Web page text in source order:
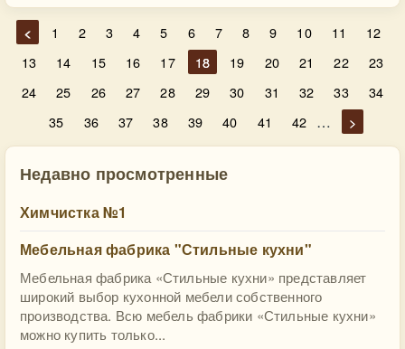
< 1 2 3 4 5 6 7 8 9 10 11
12
13
14 15 16 17 18 19 20 21 22
23
24
25 26 27 28 29 30 31 32 33
34
35
36 37 38 39 40 41 42 … >
Недавно просмотренные
Химчистка №1
Мебельная фабрика "Стильные кухни"
Мебельная фабрика «Стильные кухни» представляет
широкий выбор кухонной мебели собственного
производства. Всю мебель фабрики «Стильные кухни»
можно купить только...